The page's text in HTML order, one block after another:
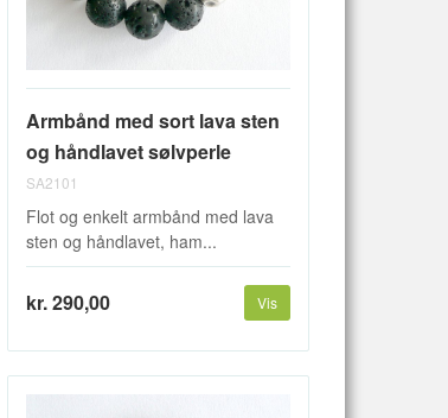
Armbånd med sort lava sten
og håndlavet sølvperle
SA2101
Flot og enkelt armbånd med lava
sten og håndlavet, ham...
kr. 290,00 Vis